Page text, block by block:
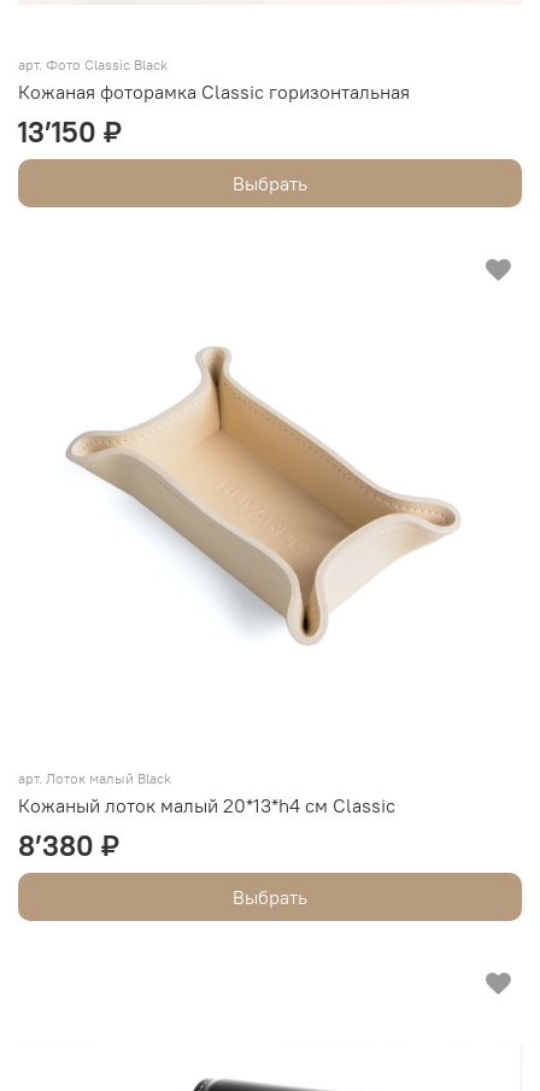
арт. Фото Classic Black
Кожаная фоторамка Classic горизонтальная
13’150 ₽
Выбрать
арт. Лоток малый Black
Кожаный лоток малый 20*13*h4 см Classic
8’380 ₽
Выбрать